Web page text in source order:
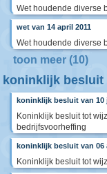
Wet houdende diverse
wet van 14 april 2011
Wet houdende diverse
toon meer (10)
koninklijk besluit
koninklijk besluit van 10
Koninklijk besluit tot
bedrijfsvoorheffing
koninklijk besluit van 06
Koninklijk besluit tot